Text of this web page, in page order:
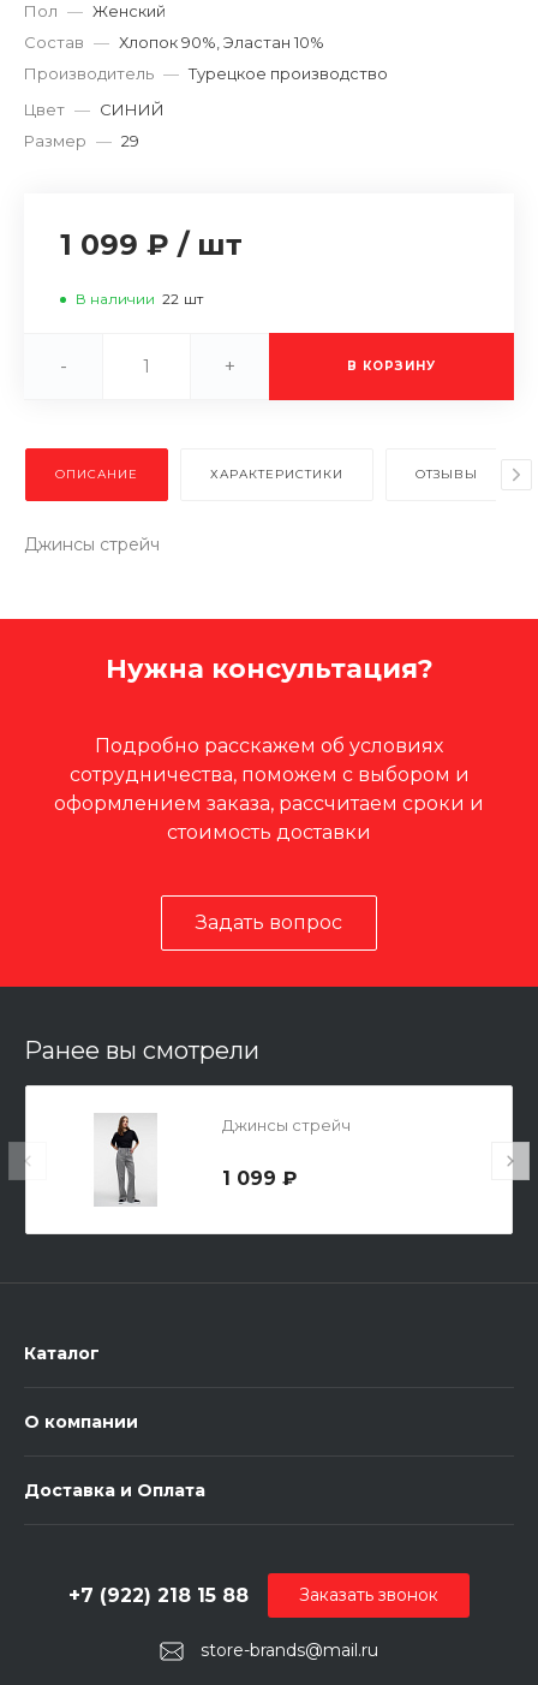
Пол — Женский
Состав — Хлопок 90%, Эластан 10%
Производитель — Турецкое производство
Цвет — СИНИЙ
Размер — 29
1 099 ₽ / шт
В наличии 22 шт
- + В КОРЗИНУ
ОПИСАНИЕ ХАРАКТЕРИСТИКИ ОТЗЫВЫ
Джинсы стрейч
Нужна консультация?
Подробно расскажем об условиях
сотрудничества, поможем с выбором и
оформлением заказа, рассчитаем сроки и
стоимость доставки
Задать вопрос
Ранее вы смотрели
Джинсы стрейч
1 099 ₽
Каталог
О компании
Доставка и Оплата
store-brands@mail.ru
+7 (922) 218 15 88 Заказать звонок